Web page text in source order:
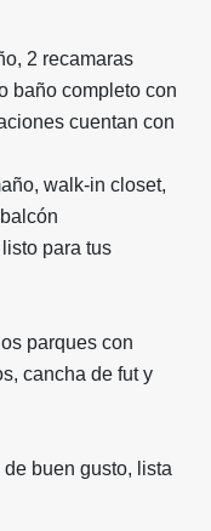
2 recamaras
baño completo con
cuentan con
walk-in closet,
para tus
parques con
cancha de fut y
buen gusto, lista